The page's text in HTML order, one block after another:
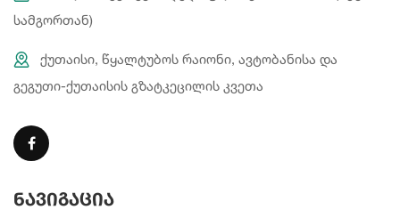
სამგორთან)
ქუთაისი, წყალტუბოს რაიონი, ავტობანისა და
გეგუთი-ქუთაისის გზატკეცილის კვეთა
ნავიგაცია